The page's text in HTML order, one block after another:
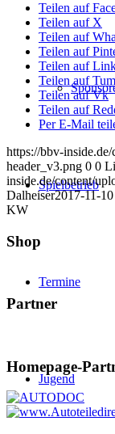
Spielbetrieb
Termine
Jugend
Teilen auf
Teilen auf X
Teilen auf
Teilen auf
Teilen auf
Teilen auf
Teilen auf Vk
Teilen auf
Per E-Mail
https://bbv-
header_v3.png 0 0
inside.de/content/
Dalheiser2017-11-
KW
Shop
Partner
Homepage-